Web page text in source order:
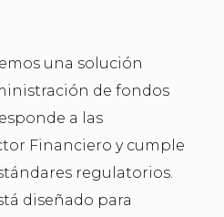
una solución
de fondos
a las
Financiero y cumple
regulatorios.
diseñado para